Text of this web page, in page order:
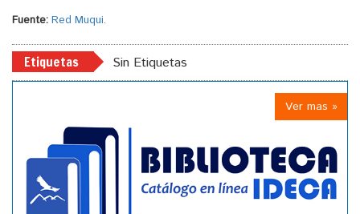
Fuente: Red Muqui.
Etiquetas Sin Etiquetas
Ver mas »